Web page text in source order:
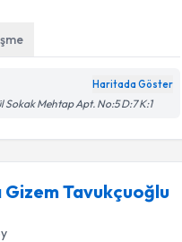
Haritada Göster
Mehtap Apt. No:5 D:7 K:1
Gizem Tavukçuoğlu